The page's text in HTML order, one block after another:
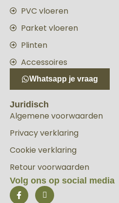
PVC vloeren
Parket vloeren
Plinten
Accessoires
Whatsapp je vraag
Juridisch
Algemene voorwaarden
Privacy verklaring
Cookie verklaring
Retour voorwaarden
Volg ons op social media